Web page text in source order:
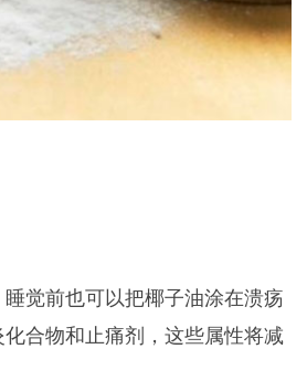
觉前也可以把椰子油涂在溃疡
合物和止痛剂，这些属性将减